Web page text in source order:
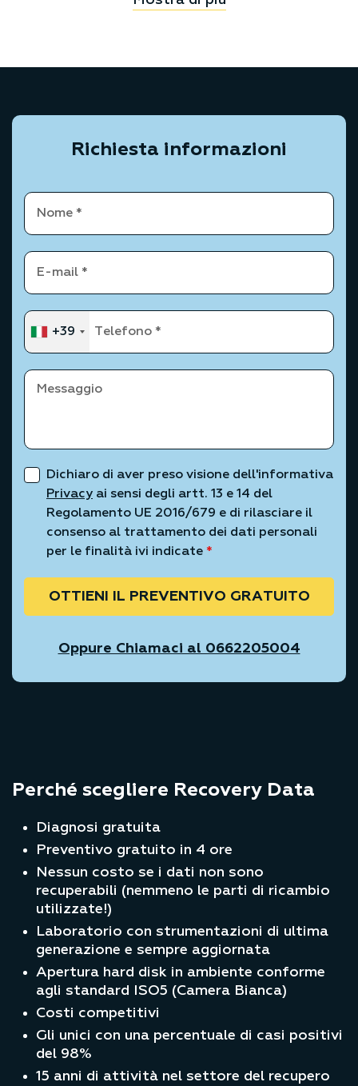
Richiesta informazioni
+39
Dichiaro di aver preso visione dell'informativa
Privacy ai sensi degli artt. 13 e 14 del
Regolamento UE 2016/679 e di rilasciare il
consenso al trattamento dei dati personali
per le finalità ivi indicate *
OTTIENI IL PREVENTIVO GRATUITO
Oppure Chiamaci al 0662205004
Perché scegliere Recovery Data
Diagnosi gratuita
Preventivo gratuito in 4 ore
Nessun costo se i dati non sono
recuperabili (nemmeno le parti di ricambio
utilizzate!)
Laboratorio con strumentazioni di ultima
generazione e sempre aggiornata
Apertura hard disk in ambiente conforme
agli standard ISO5 (Camera Bianca)
Costi competitivi
Gli unici con una percentuale di casi positivi
del 98%
15 anni di attività nel settore del recupero